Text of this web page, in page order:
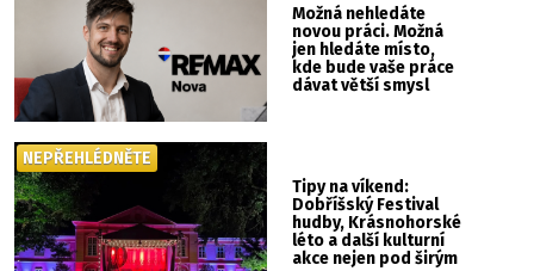
Možná nehledáte
novou práci. Možná
jen hledáte místo,
kde bude vaše práce
dávat větší smysl
Tipy na víkend:
Dobříšský Festival
hudby, Krásnohorské
léto a další kulturní
akce nejen pod širým
NEPŘEHLÉDNĚTE